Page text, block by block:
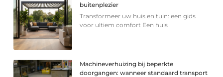
buitenplezier
Transformeer uw huis en tuin: een gids
voor ultiem comfort Een huis
Machineverhuizing bij beperkte
doorgangen: wanneer standaard transport